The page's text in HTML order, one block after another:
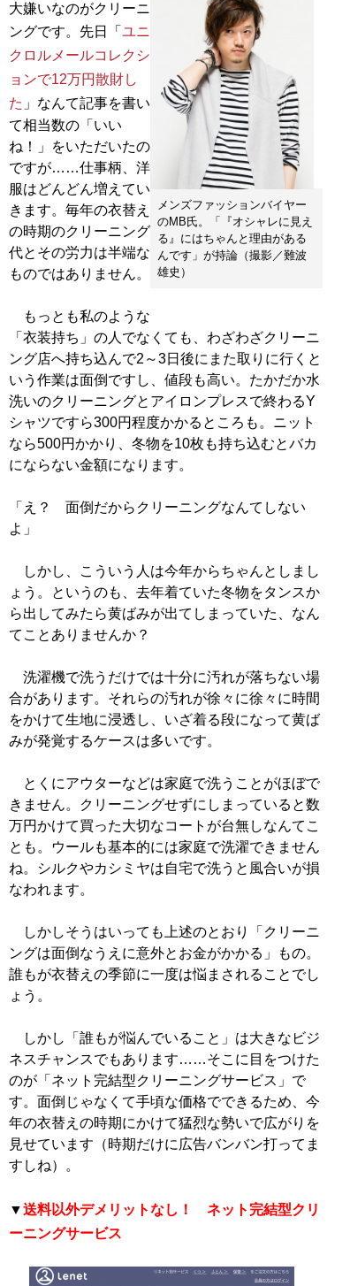
メンズファッションバイヤー
のMB氏。「『オシャレに見え
る』にはちゃんと理由がある
んです」が持論（撮影／難波
雄史）
大嫌いなのがクリーニ
ングです。先日「 ユニ
クロルメールコレクシ
ョンで12万円散財し
た 」なんて記事を書い
て相当数の「いい
ね！」をいただいたの
ですが……仕事柄、洋
服はどんどん増えてい
きます。毎年の衣替え
の時期のクリーニング
代とその労力は半端な
ものではありません。
もっとも私のような
「衣装持ち」の人でなくても、わざわざクリーニ
ング店へ持ち込んで2～3日後にまた取りに行くと
いう作業は面倒ですし、値段も高い。たかだか水
洗いのクリーニングとアイロンプレスで終わるY
シャツですら300円程度かかるところも。ニット
なら500円かかり、冬物を10枚も持ち込むとバカ
にならない金額になります。
「え？ 面倒だからクリーニングなんてしない
よ」
しかし、こういう人は今年からちゃんとしまし
ょう。というのも、去年着ていた冬物をタンスか
ら出してみたら黄ばみが出てしまっていた、なん
てことありませんか？
洗濯機で洗うだけでは十分に汚れが落ちない場
合があります。それらの汚れが徐々に徐々に時間
をかけて生地に浸透し、いざ着る段になって黄ば
みが発覚するケースは多いです。
とくにアウターなどは家庭で洗うことがほぼで
きません。クリーニングせずにしまっていると数
万円かけて買った大切なコートが台無しなんてこ
とも。ウールも基本的には家庭で洗濯できません
ね。シルクやカシミヤは自宅で洗うと風合いが損
なわれます。
しかしそうはいっても上述のとおり「クリーニ
ングは面倒なうえに意外とお金がかかる」もの。
誰もが衣替えの季節に一度は悩まされることでし
ょう。
しかし「誰もが悩んでいること」は大きなビジ
ネスチャンスでもあります……そこに目をつけた
のが「ネット完結型クリーニングサービス」で
す。面倒じゃなくて手頃な価格でできるため、今
年の衣替えの時期にかけて猛烈な勢いで広がりを
見せています（時期だけに広告バンバン打ってま
すしね）。
▼送料以外デメリットなし！ ネット完結型クリ
ーニングサービス